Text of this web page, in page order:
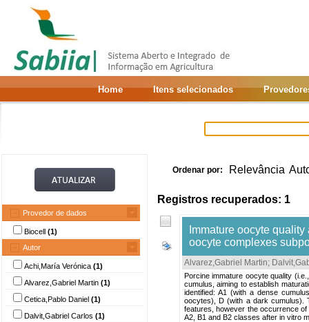
Home Itens selecionados
Provedor de dados
Biocell (1)
Autor
Achi,María Verónica (1)
Alvarez,Gabriel Martin (1)
Cetica,Pablo Daniel (1)
Dalvit,Gabriel Carlos (1)
Ordenar por: Relevância
Registros recuperados: 1
Immature oocyte
oocyte complexes
Alvarez,Gabriel Martin;
Porcine immature oocyte quality
cumulus, aiming to establish
identified: A1 (with a dense
oocytes), D (with a dark cumulus).
features, however the occurrence
A2, B1 and B2 classes after in vitro